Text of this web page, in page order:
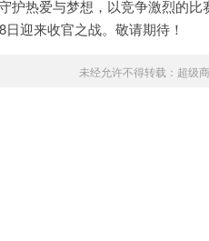
护热爱与梦想，以竞争激烈的
迎来收官之战。敬请期待！
未经允许不得转载： 超级